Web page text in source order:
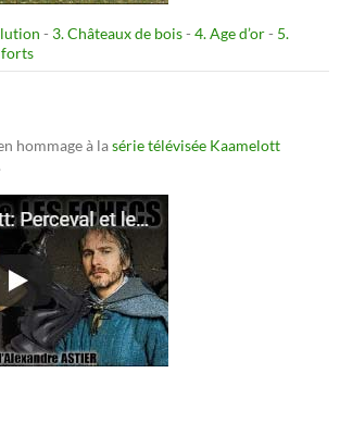
- 3. Châteaux de bois- 4. Age d’or- 5.
forts
hommage à lasérie télévisée Kaamelott